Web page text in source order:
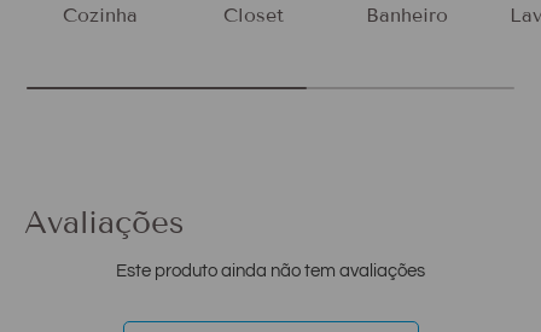
Cozinha Closet Banheiro
Avaliações
Este produto ainda não tem avaliações